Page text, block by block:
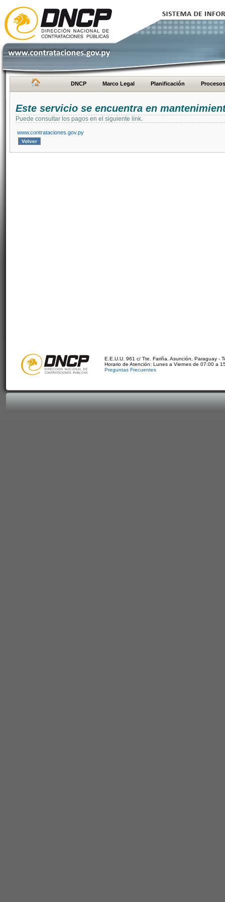
DNCP Marco Legal Planificación Procesos
Este servicio se encuentra en
Puede consultar los pagos en el siguiente link.
www.contrataciones.gov.py
E.E.U.U. 961 c/ Tte. Fariña. Asunción, Paraguay -
Horario de Atención: Lunes a Viernes de 07:00 a
Preguntas Frecuentes